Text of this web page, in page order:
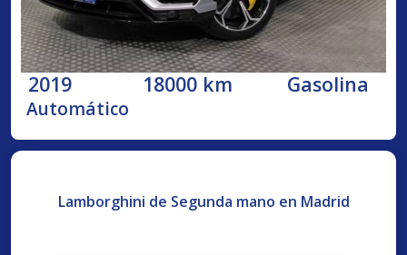
2019 18000 km Gasolina
Automático
Lamborghini de Segunda mano en Madrid